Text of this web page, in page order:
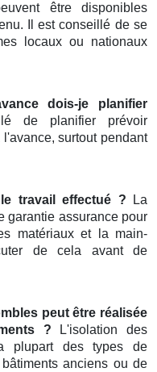
être disponibles
Il est conseillé de se
locaux ou nationaux
dois-je planifier
de planifier prévoir
surtout pendant
travail effectué ? La
garantie assurance pour
matériaux et la main-
de cela avant de
peut être réalisée
? L'isolation des
plupart des types de
anciens ou de